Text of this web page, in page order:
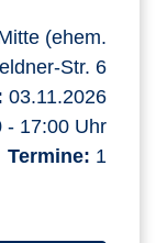
(ehem.
Str. 6
03.11.2026
- 17:00 Uhr
Termine: 1